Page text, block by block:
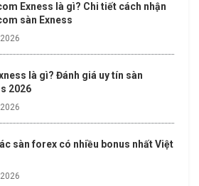
Exness là gì? Chi tiết cách nhận
sàn Exness
là gì? Đánh giá uy tín sàn
2026
sàn forex có nhiều bonus nhất Việt